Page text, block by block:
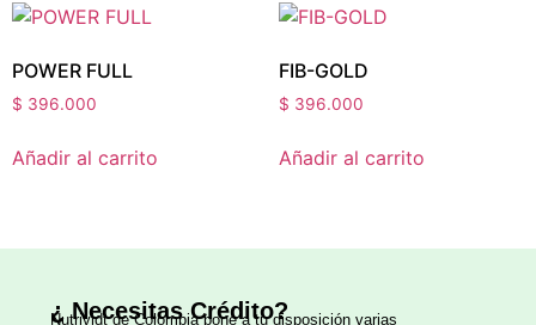
POWER FULL
$ 396.000
Añadir al carrito
FIB-GOLD
$ 396.000
Añadir al carrito
¿ Necesitas Crédito?
Nutrividt de Colombiapone a tu disposición varias